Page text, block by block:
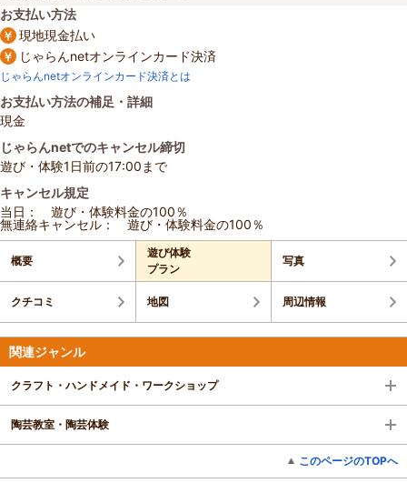
お支払い方法
現地現金払い
じゃらんnetオンラインカード決済
じゃらんnetオンラインカード決済とは
お支払い方法の補足・詳細
現金
じゃらんnetでのキャンセル締切
遊び・体験1日前の17:00まで
キャンセル規定
当日： 遊び・体験料金の100％
無連絡キャンセル： 遊び・体験料金の100％
概要
遊び体験
プラン
写真
クチコミ 地図 周辺情報
関連ジャンル
クラフト・ハンドメイド・ワークショップ
陶芸教室・陶芸体験
このページのTOPへ